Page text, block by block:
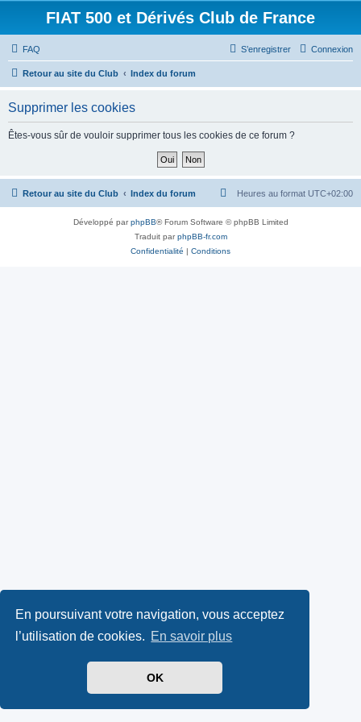
En poursuivant votre navigation, vous acceptez
l’utilisation de cookies. En savoir plus
OK
FIAT 500 et Dérivés Club de France
FAQ Connexion
S’enregistrer
Retour au site du Club Index du forum
Supprimer les cookies
Êtes-vous sûr de vouloir supprimer tous les cookies de ce forum ?
Retour au site du Club Index du forum Heures au format UTC+02:00
Développé parphpBB® Forum Software © phpBB Limited
Traduit parphpBB-fr.com
Confidentialité | Conditions